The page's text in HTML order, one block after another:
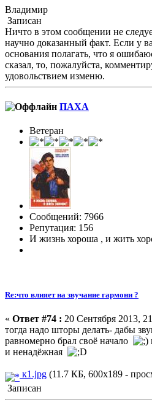
Владимир
Записан
Ничто в этом сообщении не
научно доказанный факт. Если у
основания полагать, что я
сказал, то, пожалуйста,
удовольствием изменю.
ПАХА
Ветеран
Сообщений: 7966
Репутация: 156
И жизнь хороша , и жить
Re:что влияет на звучание гармони ?
« Ответ #74 : 20 Сентября 2013,
тогда надо шторы делать- дабы
равномерно брал своё начало
и ненадёжная
к1.jpg (11.7 КБ, 600x189 -
Записан